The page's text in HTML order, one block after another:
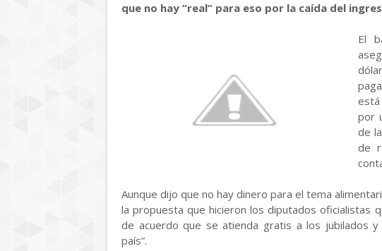
que no hay “real” para eso por la caída del
El
por
de
de
Aunque dijo que no hay dinero para el tema
la propuesta que hicieron los diputados oficialistas
de acuerdo que se atienda gratis a los jubilados y
país”.